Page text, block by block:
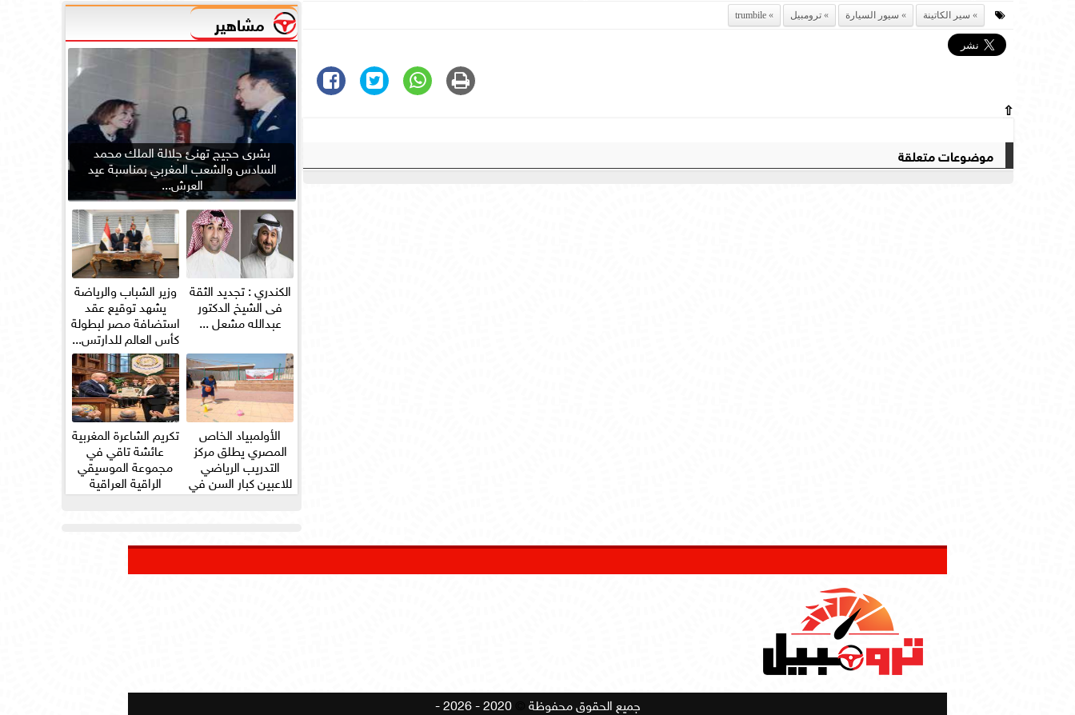
سير الكاتينة سيور السيارة ترومبيل trumbile
⇧
موضوعات متعلقة
مشاهير
بشرى حجيج تهنئ جلالة الملك محمد
السادس والشعب المغربي بمناسبة عيد
العرش...
الكندري : تجديد الثقة
فى الشيخ الدكتور
عبدالله مشعل ...
وزير الشباب والرياضة
يشهد توقيع عقد
استضافة مصر لبطولة
كأس العالم للدارتس...
الأولمبياد الخاص
المصري يطلق مركز
التدريب الرياضي
للاعبين كبار السن في
ثلاث...
تكريم الشاعرة المغربية
عائشة تاقي في
مجموعة الموسيقي
الراقية العراقية
جميع الحقوق محفوظة 2020 - 2026 -